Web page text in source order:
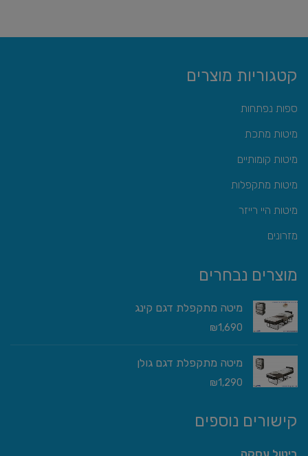
קטגוריות מוצרים
ספות נפתחות
מיטות מתכת
מיטות קומותיים
מיטות מתקפלות
מיטות היי רייזר
מזרונים
מוצרים נבחרים
מיטה מתקפלת דגם קינג
₪1,690
מיטה מתקפלת דגם גולן
₪1,290
קישורים נוספים